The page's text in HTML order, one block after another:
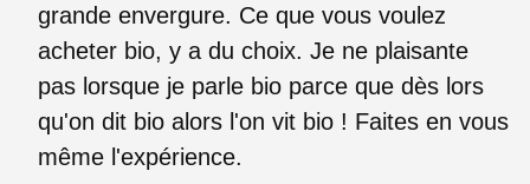
grande envergure. Ce que vous voulez
acheter bio, y a du choix. Je ne plaisante
pas lorsque je parle bio parce que dès lors
qu'on dit bio alors l'on vit bio ! Faites en vous
même l'expérience.